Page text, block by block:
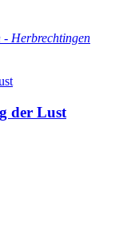
- Herbrechtingen
der Lust